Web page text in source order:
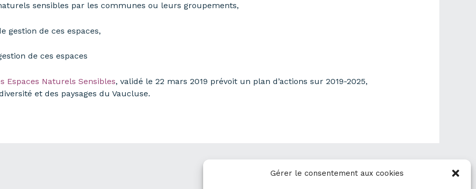
Gérer le consentement aux cookies
sensibles par les communes ou leurs groupements,
gestion de ces espaces,
de ces espaces
Espaces Naturels Sensibles, validé le 22 mars 2019 prévoit un plan d’actions sur 2019-2025,
et des paysages du Vaucluse.
Donnée suivant